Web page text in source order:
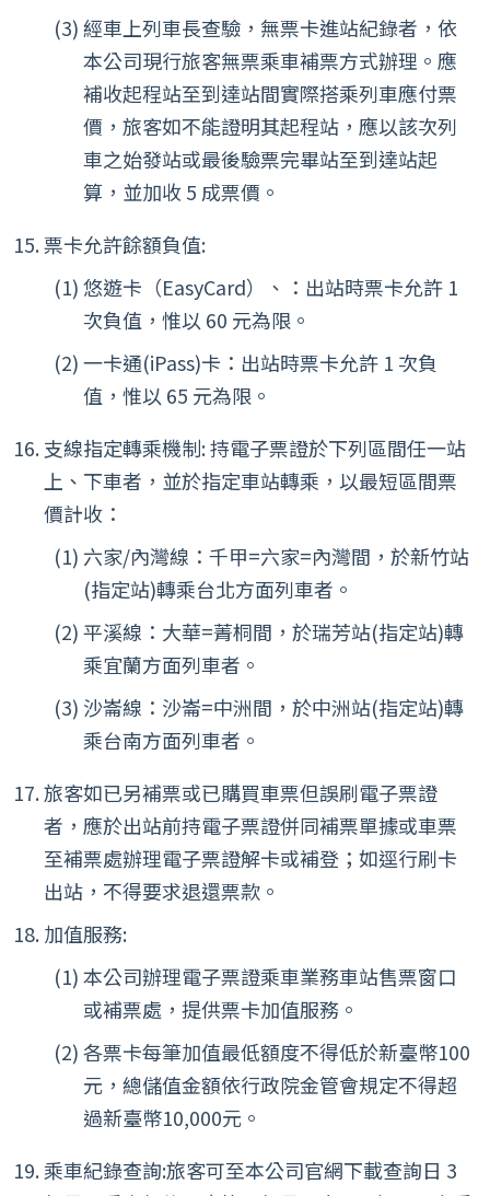
經車上列車長查驗，無票卡進站紀錄者，依
本公司現行旅客無票乘車補票方式辦理。應
補收起程站至到達站間實際搭乘列車應付票
價，旅客如不能證明其起程站，應以該次列
車之始發站或最後驗票完畢站至到達站起
算，並加收 5 成票價。
票卡允許餘額負值:
悠遊卡（EasyCard）、：出站時票卡允許 1
次負值，惟以 60 元為限。
一卡通(iPass)卡：出站時票卡允許 1 次負
值，惟以 65 元為限。
支線指定轉乘機制: 持電子票證於下列區間任一站
上、下車者，並於指定車站轉乘，以最短區間票
價計收：
六家/內灣線：千甲=六家=內灣間，於新竹站
(指定站)轉乘台北方面列車者。
平溪線：大華=菁桐間，於瑞芳站(指定站)轉
乘宜蘭方面列車者。
沙崙線：沙崙=中洲間，於中洲站(指定站)轉
乘台南方面列車者。
旅客如已另補票或已購買車票但誤刷電子票證
者，應於出站前持電子票證併同補票單據或車票
至補票處辦理電子票證解卡或補登；如逕行刷卡
出站，不得要求退還票款。
加值服務:
本公司辦理電子票證乘車業務車站售票窗口
或補票處，提供票卡加值服務。
各票卡每筆加值最低額度不得低於新臺幣100
元，總儲值金額依行政院金管會規定不得超
過新臺幣10,000元。
乘車紀錄查詢:旅客可至本公司官網下載查詢日 3